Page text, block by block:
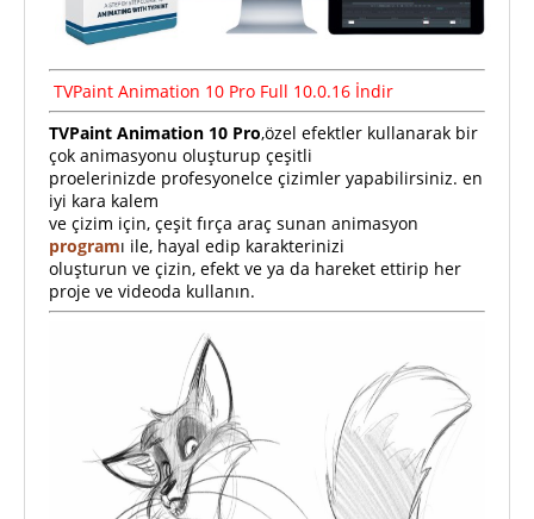
TVPaint Animation 10 Pro Full 10.0.16 İndir
TVPaint Animation 10 Pro,özel efektler kullanarak bir
çok animasyonu oluşturup çeşitli
proelerinizde profesyonelce çizimler yapabilirsiniz. en
iyi kara kalem
ve çizim için, çeşit fırça araç sunan animasyon
programı ile, hayal edip karakterinizi
oluşturun ve çizin, efekt ve ya da hareket ettirip her
proje ve videoda kullanın.